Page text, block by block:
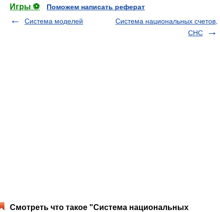
Игры ⚽
Поможем написать реферат
Система моделей
Система национальных счетов,
СНС
Смотреть что такое "Система национальных